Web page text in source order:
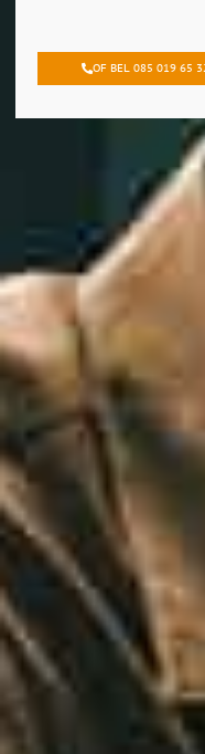
OF BEL 085 019 65